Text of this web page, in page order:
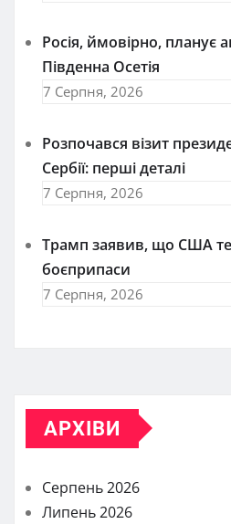
Росія, ймовірно, планує
Південна Осетія
7 Серпня, 2026
Розпочався візит
Сербії: перші деталі
7 Серпня, 2026
Трамп заявив, що США
боєприпаси
7 Серпня, 2026
АРХІВИ
Серпень 2026
Липень 2026